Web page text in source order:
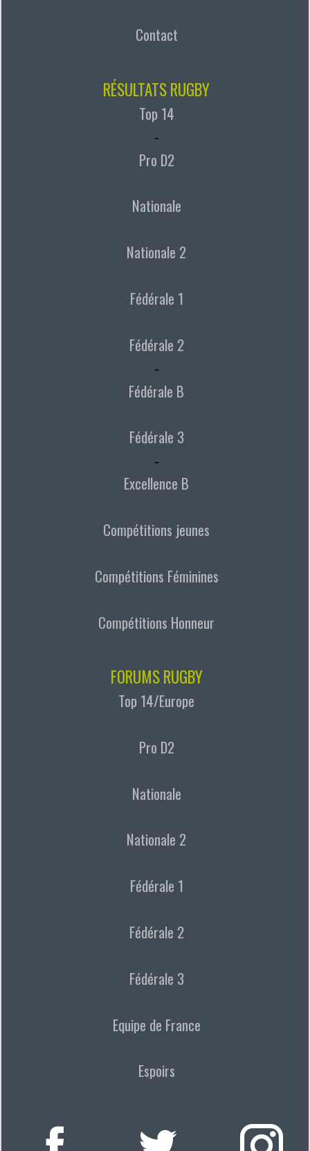
Contact
RÉSULTATS RUGBY
Top 14
-
Pro D2
Nationale
Nationale 2
Fédérale 1
Fédérale 2
-
Fédérale B
Fédérale 3
-
Excellence B
Compétitions jeunes
Compétitions Féminines
Compétitions Honneur
FORUMS RUGBY
Top 14/Europe
Pro D2
Nationale
Nationale 2
Fédérale 1
Fédérale 2
Fédérale 3
Equipe de France
Espoirs